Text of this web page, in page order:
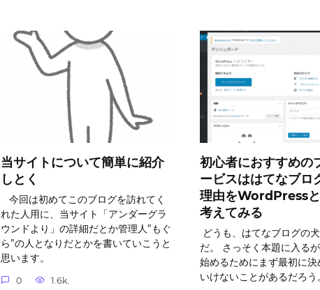
当サイトについて簡単に紹介
しとく
今回は初めてこのブログを訪れてく
れた人用に、当サイト「アンダーグラ
ウンドより」の詳細だとか管理人”もぐ
ら”の人となりだとかを書いていこうと
思います。
0 1.6k.
初心者におすすめの
ービスははてなブロ
理由をWordPress
考えてみる
どうも、はてなブログの
だ。 さっそく本題に入る
始めるためにまず最初に
いけないことがあるだろう。